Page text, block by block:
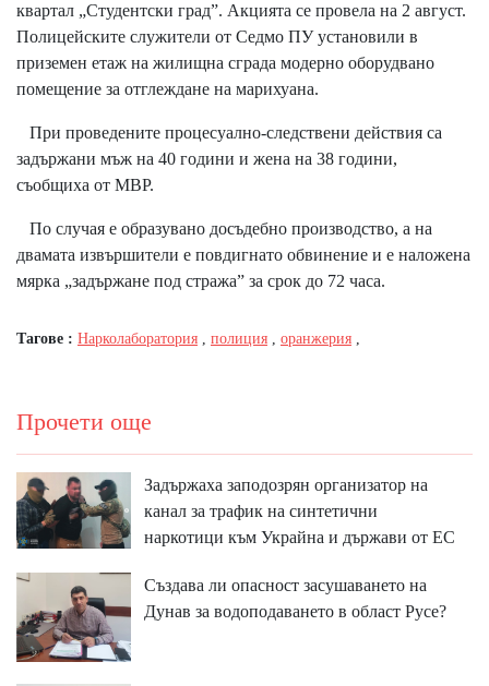
квартал „Студентски град”. Акцията се провела на 2 август.
Полицейските служители от Седмо ПУ установили в
приземен етаж на жилищна сграда модерно оборудвано
помещение за отглеждане на марихуана.
При проведените процесуално-следствени действия са
задържани мъж на 40 години и жена на 38 години,
съобщиха от МВР.
По случая е образувано досъдебно производство, а на
двамата извършители е повдигнато обвинение и е наложена
мярка „задържане под стража” за срок до 72 часа.
Тагове : Нарколаборатория , полиция , оранжерия ,
Прочети още
Задържаха заподозрян организатор на
канал за трафик на синтетични
наркотици към Украйна и държави от ЕС
Създава ли опасност засушаването на
Дунав за водоподаването в област Русе?